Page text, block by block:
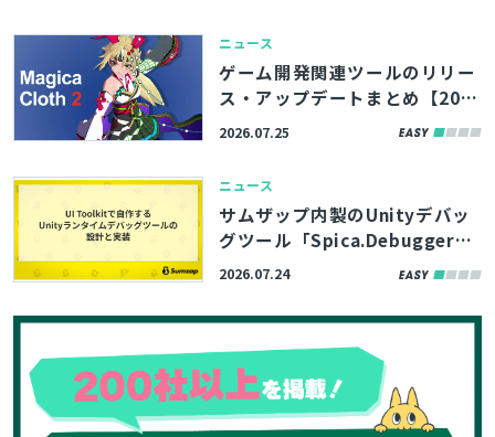
3製品
ニュース
ゲーム開発関連ツールのリリー
ス・アップデートまとめ【202
6/7/25】
2026.07.25
ニュース
サムザップ内製のUnityデバッ
グツール「Spica.Debugger」
はUI Toolkitで構築。高い拡張
で解説
2026.07.24